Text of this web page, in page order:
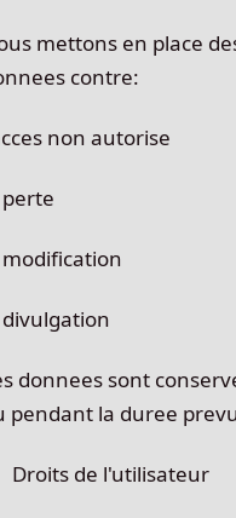
mettons en place
contre:
non autorise
donnees sont
pendant la duree
Droits de l'utilisateur